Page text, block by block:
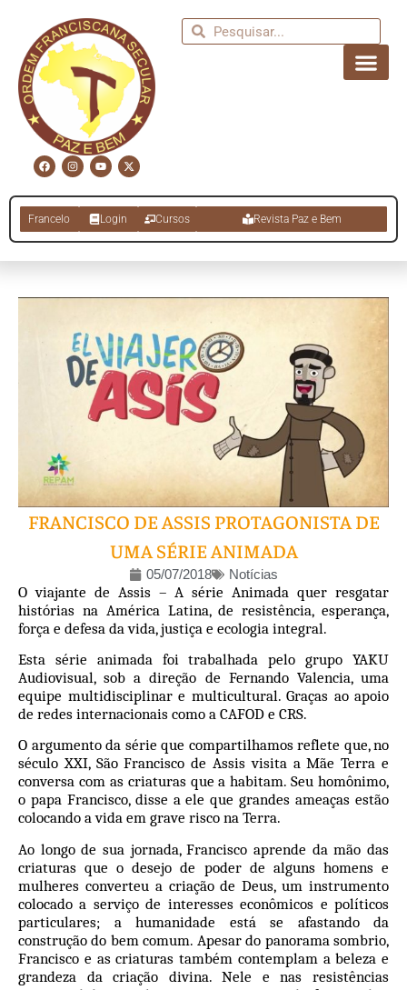
Francelo Login Cursos Revista Paz e Bem
FRANCISCO DE ASSIS PROTAGONISTA DE
UMA SÉRIE ANIMADA
05/07/2018 Notícias
O viajante de Assis – A série Animada quer resgatar
histórias na América Latina, de resistência, esperança,
força e defesa da vida, justiça e ecologia integral.
Esta série animada foi trabalhada pelo grupo YAKU
Audiovisual, sob a direção de Fernando Valencia, uma
equipe multidisciplinar e multicultural. Graças ao apoio
de redes internacionais como a CAFOD e CRS.
O argumento da série que compartilhamos reflete que, no
século XXI, São Francisco de Assis visita a Mãe Terra e
conversa com as criaturas que a habitam. Seu homônimo,
o papa Francisco, disse a ele que grandes ameaças estão
colocando a vida em grave risco na Terra.
Ao longo de sua jornada, Francisco aprende da mão das
criaturas que o desejo de poder de alguns homens e
mulheres converteu a criação de Deus, um instrumento
colocado a serviço de interesses econômicos e políticos
particulares; a humanidade está se afastando da
construção do bem comum. Apesar do panorama sombrio,
Francisco e as criaturas também contemplam a beleza e
grandeza da criação divina. Nele e nas resistências